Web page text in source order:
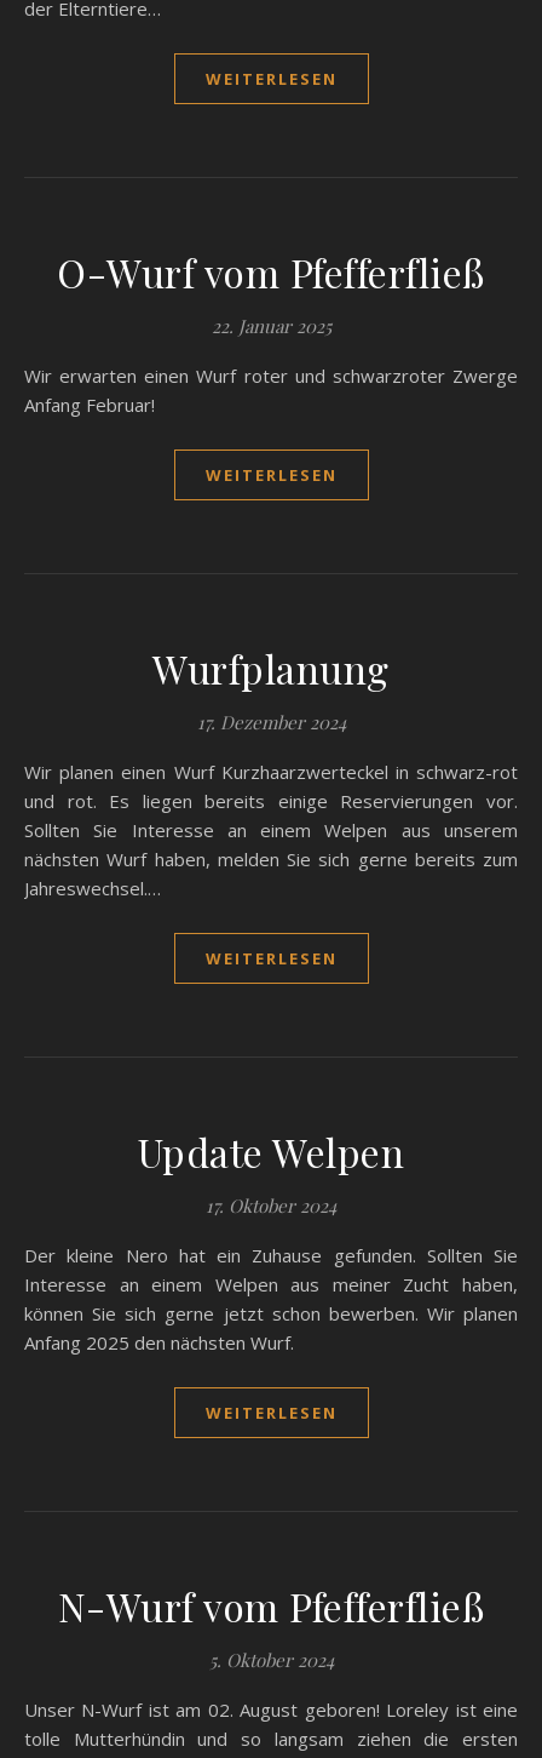
der Elterntiere…
WEITERLESEN
O-Wurf vom Pfefferfließ
22. Januar 2025
Wir erwarten einen Wurf roter und schwarzroter Zwerge
Anfang Februar!
WEITERLESEN
Wurfplanung
17. Dezember 2024
Wir planen einen Wurf Kurzhaarzwerteckel in schwarz-rot
und rot. Es liegen bereits einige Reservierungen vor.
Sollten Sie Interesse an einem Welpen aus unserem
nächsten Wurf haben, melden Sie sich gerne bereits zum
Jahreswechsel.…
WEITERLESEN
Update Welpen
17. Oktober 2024
Der kleine Nero hat ein Zuhause gefunden. Sollten Sie
Interesse an einem Welpen aus meiner Zucht haben,
können Sie sich gerne jetzt schon bewerben. Wir planen
Anfang 2025 den nächsten Wurf.
WEITERLESEN
N-Wurf vom Pfefferfließ
5. Oktober 2024
Unser N-Wurf ist am 02. August geboren! Loreley ist eine
tolle Mutterhündin und so langsam ziehen die ersten